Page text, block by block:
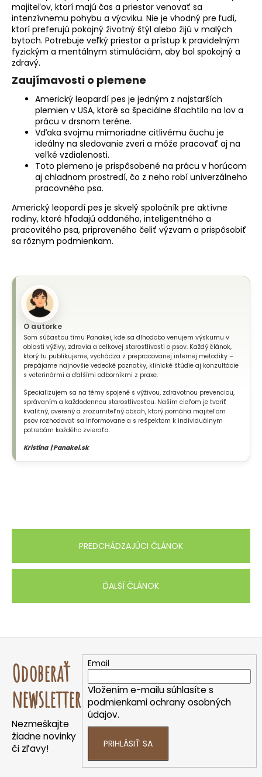
majiteľov, ktorí majú čas a priestor venovať sa
intenzívnemu pohybu a výcviku. Nie je vhodný pre ľudí,
ktorí preferujú pokojný životný štýl alebo žijú v malých
bytoch. Potrebuje veľký priestor a prístup k pravidelným
fyzickým a mentálnym stimuláciám, aby bol spokojný a
zdravý.
Zaujímavosti o plemene
Americký leopardí pes je jedným z najstarších
plemien v USA, ktoré sa špeciálne šľachtilo na lov a
prácu v drsnom teréne.
Vďaka svojmu mimoriadne citlivému čuchu je
ideálny na sledovanie zveri a môže pracovať aj na
veľké vzdialenosti.
Toto plemeno je prispôsobené na prácu v horúcom
aj chladnom prostredí, čo z neho robí univerzálneho
pracovného psa.
Americký leopardí pes je skvelý spoločník pre aktívne
rodiny, ktoré hľadajú oddaného, inteligentného a
pracovitého psa, pripraveného čeliť výzvam a prispôsobiť
sa rôznym podmienkam.
O autorke
Som súčasťou tímu Panakei, kde sa dlhodobo venujem výskumu v
oblasti výživy, zdravia a celkovej starostlivosti o psov. Každý článok,
ktorý tu publikujeme, vychádza z prepracovanej internej metodiky –
prepájame najnovšie vedecké poznatky, klinické štúdie aj konzultácie
s veterinármi a ďalšími odborníkmi z praxe.
Špecializujem sa na témy spojené s výživou, zdravotnou prevenciou,
správaním a každodennou starostlivosťou. Naším cieľom je tvoriť
kvalitný, overený a zrozumiteľný obsah, ktorý pomáha majiteľom
psov rozhodovať sa informovane a s rešpektom k individuálnym
potrebám každého zvieraťa.
Kristína | Panakei.sk
PREDCHÁDZAJÚCI ČLÁNOK
ĎALŠÍ ČLÁNOK
Odoberať
newsletter
Nezmeškajte
žiadne novinky
či zľavy!
Email
Vložením e-mailu súhlasíte s
podmienkami ochrany osobných
údajov.
PRIHLÁSIŤ SA